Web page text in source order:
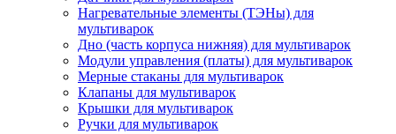
Нагревательные элементы (ТЭНы) для
мультиварок
Дно (часть корпуса нижняя) для мультиварок
Модули управления (платы) для мультиварок
Мерные стаканы для мультиварок
Клапаны для мультиварок
Крышки для мультиварок
Ручки для мультиварок